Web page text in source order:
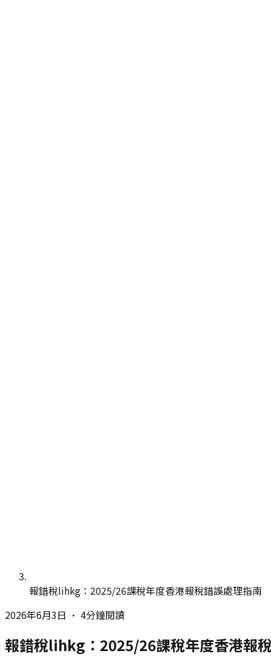
報錯稅lihkg：2025/26課稅年度香港報稅錯誤處理指南
2026年6月3日 • 4分鐘閱讀
報錯稅lihkg：2025/26課稅年度香港報